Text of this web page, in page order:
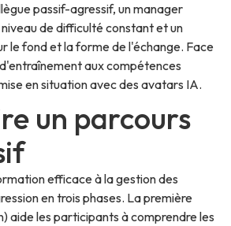
passif-agressif, un manager
de difficulté constant et un
le fond et la forme de l'échange. Face
aux compétences
en situation avec des avatars IA.
un parcours
efficace à la gestion des
en trois phases. La première
aide les participants à comprendre les